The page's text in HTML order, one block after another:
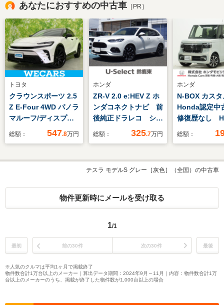
あなたにおすすめの中古車 ［PR］
トヨタ
クラウンスポーツ 2.5
Z E-Four 4WD パノラ
マルーフ/ディスプレ
イオーディオ+ナビ
安全装置/シートヒー
テム/シート 合皮
総額： 547.8万円
ホンダ
ZR-V 2.0 e:HEV Z ホ
ンダコネクトナビ 前
後純正ドラレコ シー
トヒーター パワーシ
ラ ETC LEDヘッド
ライト Bluetooth接
総額： 325.7万円
ホンダ
N-BOX カス
Honda認定
修復歴なし
販売店全国
メラ ETC
コ アダプテ
衝突軽減装置
総額：
テスラ モデルS グレー［灰色］（全国）の中古車
物件更新時にメールを受け取る
1/1
最初 前の30件 次の30件 最後
※人気のクルマは平均1ヶ月で掲載終了
物件数合計1万台以上のメーカー｜算出データ期間：2024年9月～11月｜内容：物件数合計1万
台以上のメーカーのうち、掲載が終了した物件数が1,000台以上の場合